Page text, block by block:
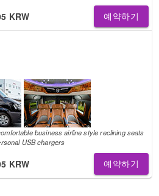
KRW 예약하기
business airline style reclining seats
USB chargers
KRW 예약하기